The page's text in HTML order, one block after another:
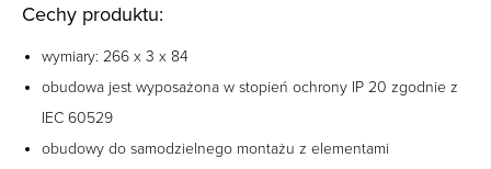
Cechy produktu:
wymiary: 266 x 3 x 84
obudowa jest wyposażona w stopień ochrony IP 20 zgodnie z
IEC 60529
obudowy do samodzielnego montażu z elementami